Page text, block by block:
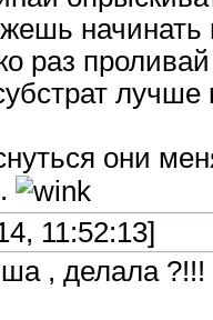
раз
лучше
они
11:52:13]
, делала ?!!!